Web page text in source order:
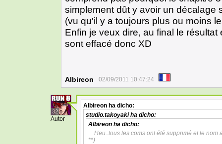
simplement dût y avoir un décalage
(vu qu'il y a toujours plus ou moins
Enfin je veux dire, au final le
sont effacé donc XD
Albireon 02/09/2011 10:47:24
32
Autor
Albireon ha dicho:
studio.takoyakiha dicho:
Albireon ha dicho:
Heu..tous les coms ont été supprimé et le nom
**)